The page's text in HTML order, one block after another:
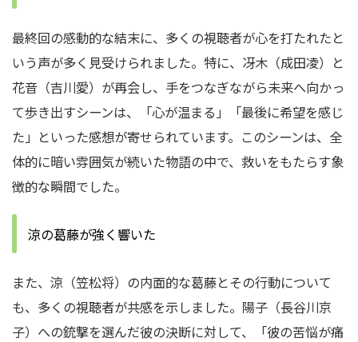
最終回の感動的な結末に、多くの視聴者が心を打たれたと
いう声が多く見受けられました。特に、冴木（成田凌）と
花音（吉川愛）が再会し、手をつなぎながら未来へ向かっ
て歩き出すシーンは、「心が温まる」「最後に希望を感じ
た」といった感想が寄せられています。このシーンは、全
体的に暗い雰囲気が続いた物語の中で、救いをもたらす象
徴的な瞬間でした。
涼の葛藤が強く響いた
また、涼（笠松将）の内面的な葛藤とその行動について
も、多くの視聴者が共感を示しました。陽子（長谷川京
子）への銃撃を選んだ彼の決断に対して、「彼の苦悩が痛